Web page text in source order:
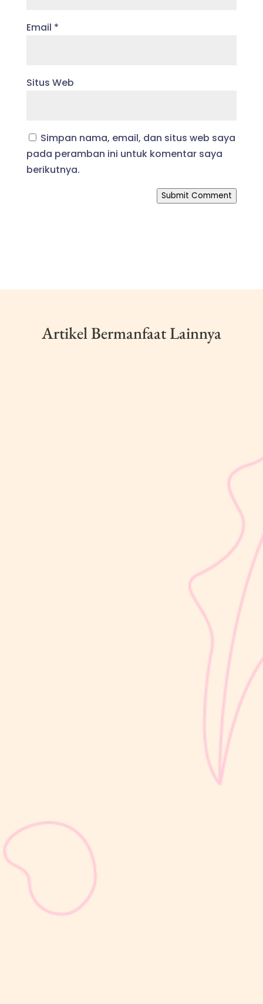
Email *
Situs Web
Simpan nama, email, dan situs web saya
pada peramban ini untuk komentar saya
berikutnya.
Submit Comment
Artikel Bermanfaat Lainnya
utama untuk menilai apakah tumbuh kembang si Kecil berjalan
optimal. Berbeda dengan berat badan yang bisa naik-turun dalam
waktu singkat, pertambahan tinggi badan cenderung berlangsung
Masa nifas adalah periode pemulihan tubuh setelah melahirkan
yang dimulai sejak bayi lahir hingga organ reproduksi kembali